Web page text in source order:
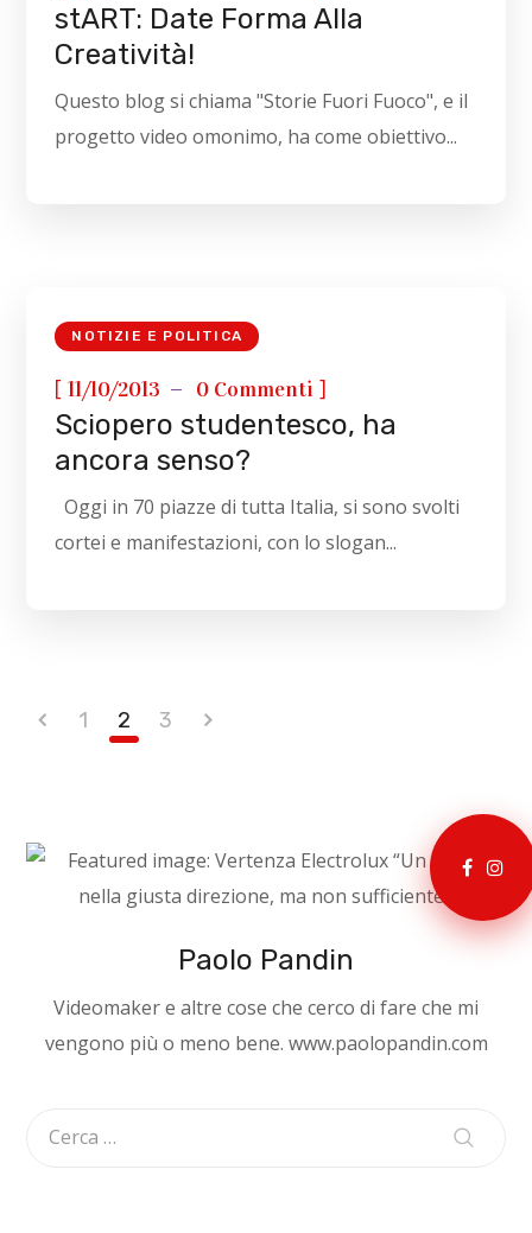
stART: Date Forma Alla
Creatività!
Questo blog si chiama "Storie Fuori Fuoco", e il
progetto video omonimo, ha come obiettivo...
NOTIZIE E POLITICA
[11/10/2013 0 Commenti ]
Sciopero studentesco, ha
ancora senso?
Oggi in 70 piazze di tutta Italia, si sono svolti
cortei e manifestazioni, con lo slogan...
1 2 3
Paolo Pandin
Videomaker e altre cose che cerco di fare che mi
vengono più o meno bene. www.paolopandin.com